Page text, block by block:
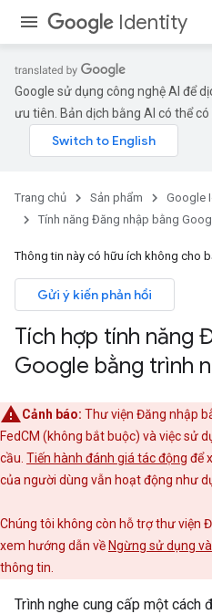
Identity
Google sử dụng công nghệ AI để
ưu tiên. Bản dịch bằng AI có thể có
Trang chủ Sản phẩm Google
Tính năng Đăng nhập bằng
Thông tin này có hữu ích không cho
Gửi ý kiến phản hồi
Tích hợp tính năng
Google bằng trình
Cảnh báo: Thư viện Đăng nhập
FedCM (không bắt buộc) và việc sử
cầu. Tiến hành đánh giá tác động để
của người dùng vẫn hoạt động như
Chúng tôi không còn hỗ trợ thư viện
xem hướng dẫn về Ngừng sử dụng
thông tin.
Trình nghe cung cấp một cách